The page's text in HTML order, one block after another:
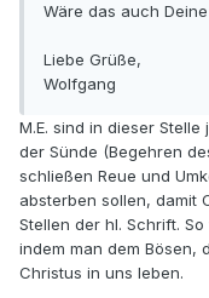
Wäre das auch
Liebe Grüße,
Wolfgang
M.E. sind in dieser
der Sünde (Begehren
schließen Reue und
absterben sollen, damit
Stellen der hl. Schrift.
indem man dem Bösen,
Christus in uns leben.